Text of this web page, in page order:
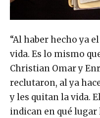
“Al haber hecho ya
vida. Es lo mismo
Christian Omar y
reclutaron, al ya
y les quitan la vida.
indican en qué lugar